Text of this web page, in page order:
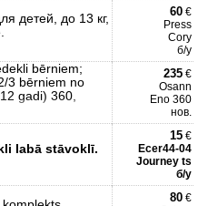
детей, до 13 кг,
60 €
Press
Cory
б/у
bērniem;
3 bērniem no
gadi) 360,
235 €
Osann
Eno 360
нов.
labā stāvoklī.
15 €
Ecer44-04
Journey ts
б/у
80 €